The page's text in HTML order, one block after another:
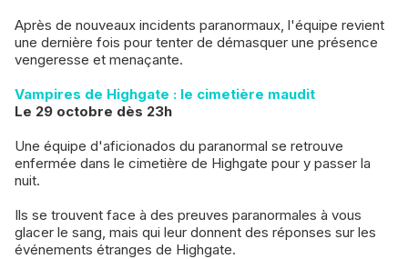
Après de nouveaux incidents paranormaux, l'équipe revient
une dernière fois pour tenter de démasquer une présence
vengeresse et menaçante.
Vampires de Highgate : le cimetière maudit
Le 29 octobre dès 23h
Une équipe d'aficionados du paranormal se retrouve
enfermée dans le cimetière de Highgate pour y passer la
nuit.
Ils se trouvent face à des preuves paranormales à vous
glacer le sang, mais qui leur donnent des réponses sur les
événements étranges de Highgate.